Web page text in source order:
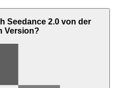
Seedance 2.0 von der
Version?